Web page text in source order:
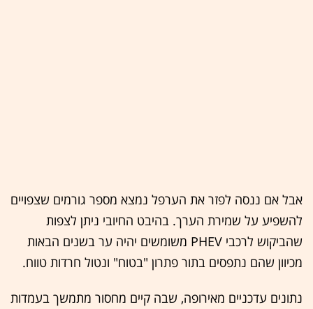
אבל אם ננסה לפזר את הערפל נמצא מספר גורמים שצפויים
להשפיע על שמירת הערך. בהיבט החיובי ניתן לצפות
שהביקוש לרכבי PHEV משומשים יהיה ער בשנים הבאות
מכיוון שהם נתפסים בתור פתרון "בטוח" ונטול חרדות טווח.
נתונים עדכניים מאירופה, שבה קיים מחסור מתמשך בעמדות